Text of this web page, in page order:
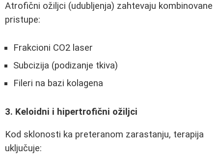
Atrofični ožiljci (udubljenja) zahtevaju kombinovane
pristupe:
Frakcioni CO2 laser
Subcizija (podizanje tkiva)
Fileri na bazi kolagena
3. Keloidni i hipertrofični ožiljci
Kod sklonosti ka preteranom zarastanju, terapija
uključuje: